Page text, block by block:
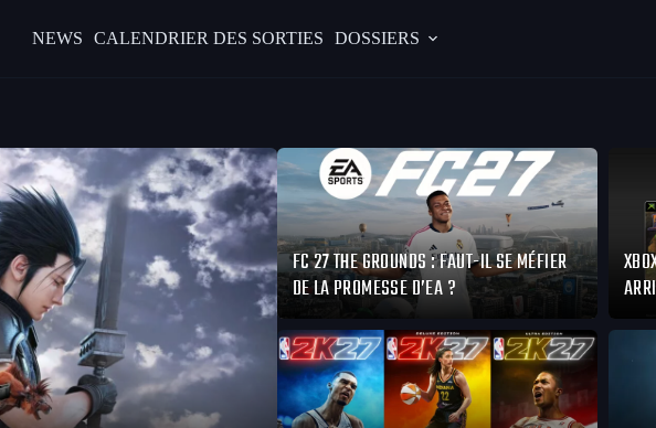
NEWS CALENDRIER DES SORTIES DOSSIERS
FC 27 THE GROUNDS : FAUT-IL SE MÉFIER
DE LA PROMESSE D’EA ?